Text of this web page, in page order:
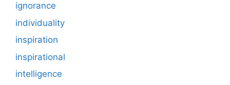
ignorance
individuality
inspiration
inspirational
intelligence